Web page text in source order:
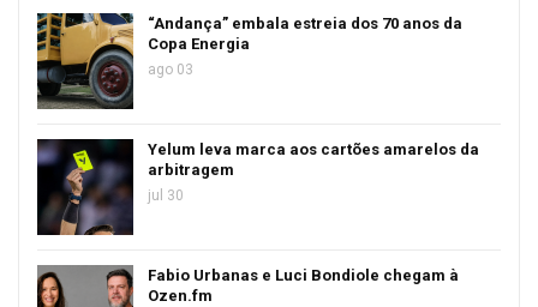
“Andança” embala estreia dos 70 anos da
Copa Energia
ago 03
Yelum leva marca aos cartões amarelos da
arbitragem
jul 30
Fabio Urbanas e Luci Bondiole chegam à
Ozen.fm